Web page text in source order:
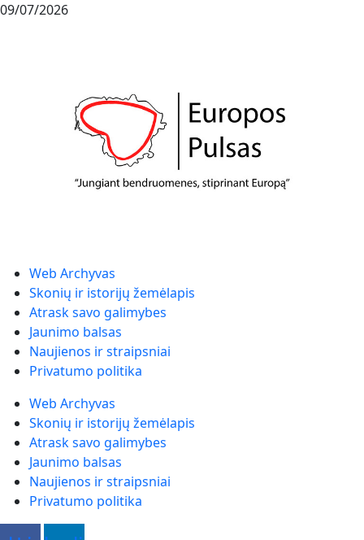
09/07/2026
Web Archyvas
Skonių ir istorijų žemėlapis
Atrask savo galimybes
Jaunimo balsas
Naujienos ir straipsniai
Privatumo politika
Web Archyvas
Skonių ir istorijų žemėlapis
Atrask savo galimybes
Jaunimo balsas
Naujienos ir straipsniai
Privatumo politika